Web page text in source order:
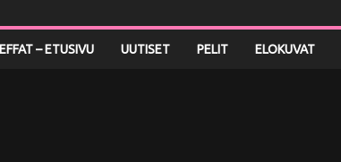
– ETUSIVU UUTISET PELIT ELOKUVAT